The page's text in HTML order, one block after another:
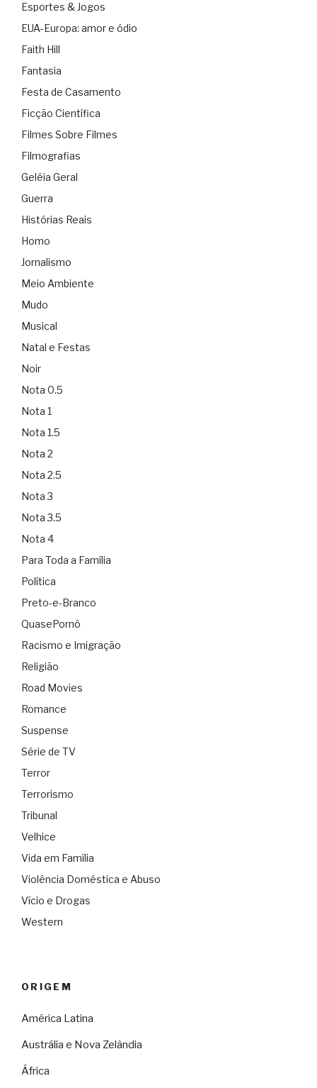
Esportes & Jogos
EUA-Europa: amor e ódio
Faith Hill
Fantasia
Festa de Casamento
Ficção Científica
Filmes Sobre Filmes
Filmografias
Geléia Geral
Guerra
Histórias Reais
Homo
Jornalismo
Meio Ambiente
Mudo
Musical
Natal e Festas
Noir
Nota 0.5
Nota 1
Nota 1.5
Nota 2
Nota 2.5
Nota 3
Nota 3.5
Nota 4
Para Toda a Família
Política
Preto-e-Branco
QuasePornô
Racismo e Imigração
Religião
Road Movies
Romance
Suspense
Série de TV
Terror
Terrorismo
Tribunal
Velhice
Vida em Família
Violência Doméstica e Abuso
Vício e Drogas
Western
ORIGEM
América Latina
Austrália e Nova Zelândia
África